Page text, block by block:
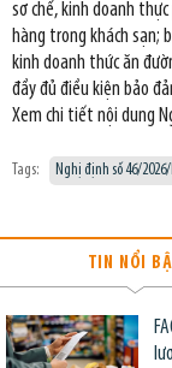
sơ chế, kinh doanh
hàng trong khách sạn;
kinh doanh thức ăn
đầy đủ điều kiện bảo
Xem chi tiết nội dung
Tags: Nghị định số 46/
TIN NỔI